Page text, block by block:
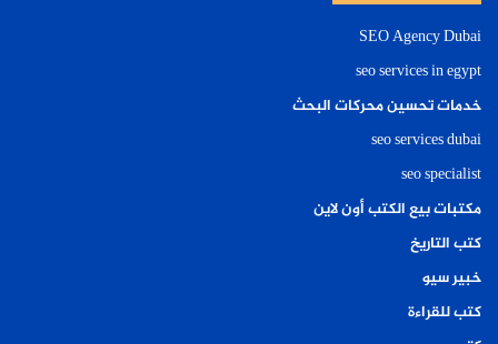
SEO Agency Dubai
seo services in egypt
خدمات تحسين محركات البحث
seo services dubai
seo specialist
مكتبات بيع الكتب أون لاين
كتب التاريخ
خبير سيو
كتب للقراءة